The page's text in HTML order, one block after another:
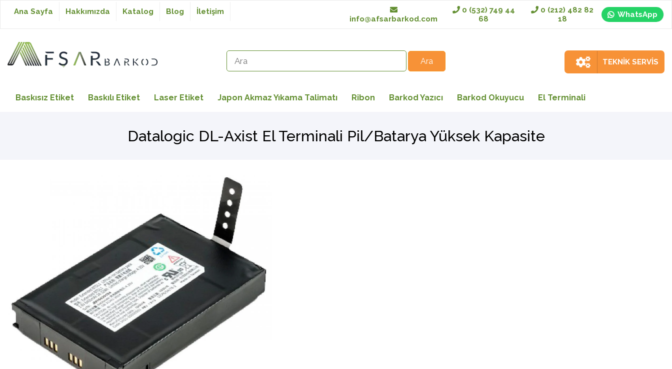
Baskısız Etiket
Barkod Yazıcı
Barkod Okuyucu
Ana Sayfa Hakkımızda Katalog Blog
İletişim
info@afsarbarkod.com
0 (532) 749 44
68
0 (212) 482 82
18
WhatsApp
TEKNİK SERVİS
Baskısız Etiket Baskılı Etiket Laser Etiket Japon Akmaz Yıkama Talimatı Ribon Barkod Yazıcı Barkod Okuyucu El Terminali
Datalogic DL-Axist El Terminali Pil/Batarya Yüksek Kapasite